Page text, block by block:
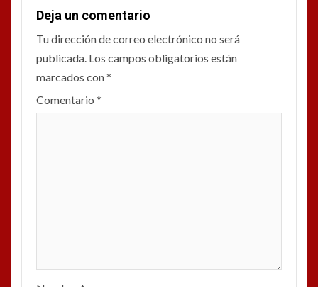
Deja un comentario
Tu dirección de correo electrónico no será
publicada. Los campos obligatorios están
marcados con*
Comentario *